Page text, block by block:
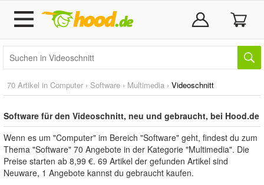
70 Artikel in Computer › Software › Multimedia › Videoschnitt
Software für den Videoschnitt, neu und gebraucht, bei Hood.de
Wenn es um "Computer" im Bereich "Software" geht, findest du zum
Thema "Software" 70 Angebote in der Kategorie "Multimedia". Die
Preise starten ab 8,99 €. 69 Artikel der gefunden Artikel sind
Neuware, 1 Angebote kannst du gebraucht kaufen.